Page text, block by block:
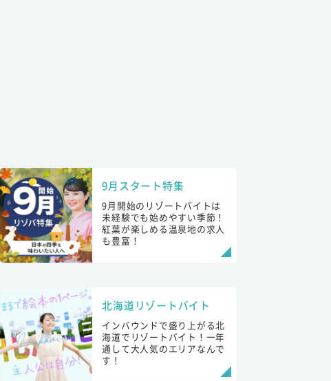
9月スタート特集
9月開始のリゾートバイトは
未経験でも始めやすい季節！
紅葉が楽しめる温泉地の求人
も豊富！
北海道リゾートバイト
インバウンドで盛り上がる北
海道でリゾートバイト！一年
通して大人気のエリアなんで
す！